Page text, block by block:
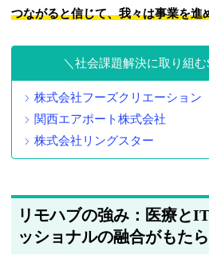
つながると信じて、我々は事業を進
社会課題解決に取り組む
株式会社フーズクリエーション
関西エアポート株式会社
株式会社リングスター
リモハブの強み：医療と
ッショナルの融合がもた